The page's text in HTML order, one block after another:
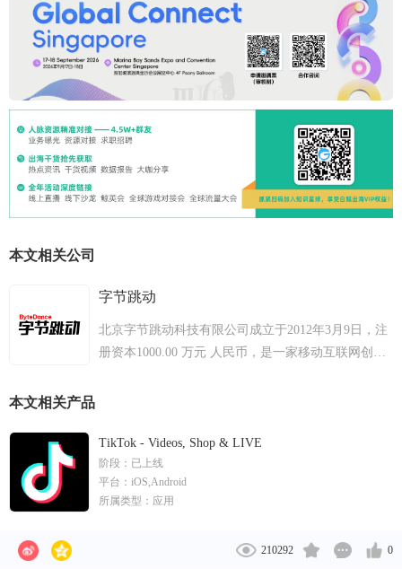
本文相关公司
字节跳动
北京字节跳动科技有限公司成立于2012年3月9日，注
册资本1000.00 万元 人民币，是一家移动互联网创业
包含了新闻动态，图片，以及各类短文。
本文相关产品
TikTok - Videos, Shop & LIVE
阶段： 已上线
平台： iOS,Android
所属类型： 应用
210292 0